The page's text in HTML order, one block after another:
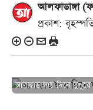
আলফাডাঙ্গা
প্রকাশ:
আলফাডাঙ্গায় দিনে দুপুরে